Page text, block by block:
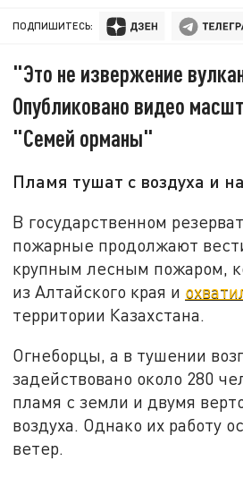
ПОДПИШИТЕСЬ:
"Это не извержение
Опубликовано видео
"Семей орманы"
Пламя тушат с воздуха и
В государственном
пожарные продолжают
крупным лесным пожаром,
из Алтайского края и
территории Казахстана.
Огнеборцы, а в тушении
задействовано около 280
пламя с земли и двумя
воздуха. Однако их работу
ветер.